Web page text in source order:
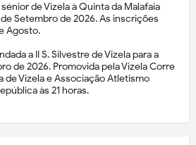
de Vizela à Quinta da Malafaia
Setembro de 2026. As inscrições
Agosto.
a II S. Silvestre de Vizela para a
de 2026. Promovida pela Vizela Corre
de Vizela e Associação Atletismo
às 21 horas.